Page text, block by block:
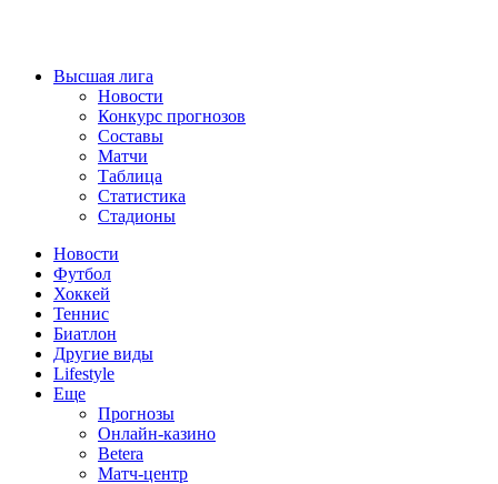
Высшая лига
Новости
Конкурс прогнозов
Составы
Матчи
Таблица
Статистика
Стадионы
Новости
Футбол
Хоккей
Теннис
Биатлон
Другие виды
Lifestyle
Еще
Прогнозы
Онлайн-казино
Betera
Матч-центр